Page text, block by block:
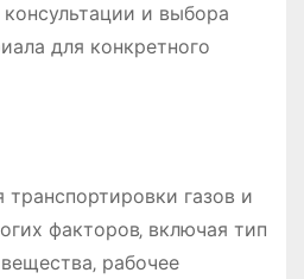
и выбора
для конкретного
газов и
факторов‚ включая тип
рабочее